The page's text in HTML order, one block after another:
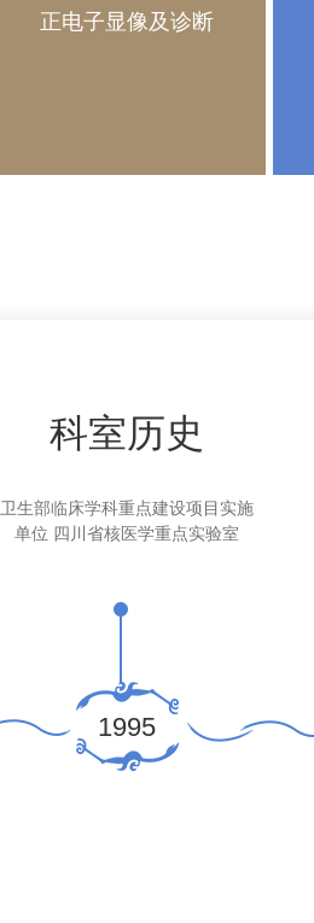
正电子显像及诊断
科室历史
1995
卫生部临床学科重点建设项目实施
单位 四川省核医学重点实验室